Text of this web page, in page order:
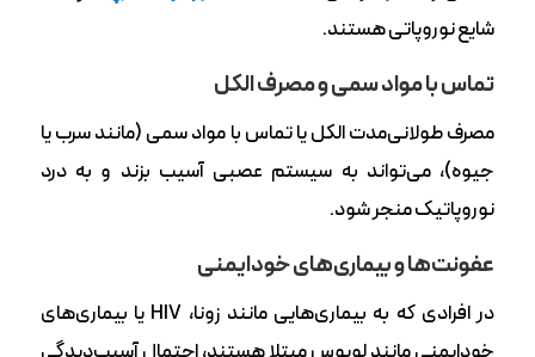
شایع نوروپاتی هستند.
تماس با مواد سمی و مصرف الکل
مصرف طولانی‌مدت الکل یا تماس با مواد سمی (مانند سرب یا
جیوه)، می‌تواند به سیستم عصبی آسیب بزند و به درد
نوروپاتیک منجر شود.
عفونت‌ها و بیماری‌های خودایمنی
در افرادی که به بیماری‌هایی مانند زونا، HIV یا بیماری‌های